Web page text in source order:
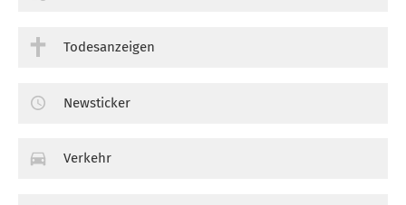
Todesanzeigen
Newsticker
Verkehr